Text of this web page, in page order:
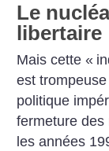
Le
libertaire
Mais cette «
est
politique
fermeture des
les années